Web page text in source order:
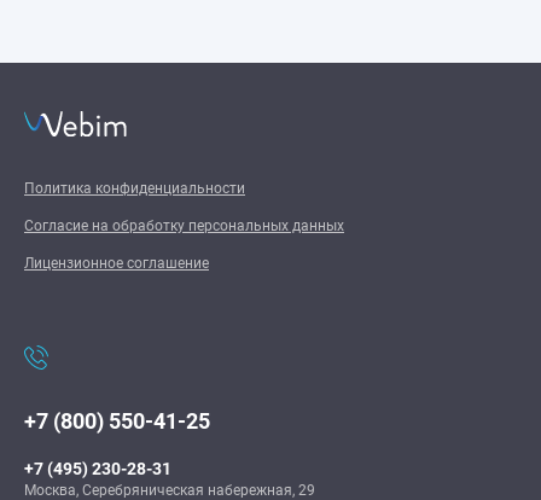
Политика конфиденциальности
Согласие на обработку персональных данных
Лицензионное соглашение
+7 (800) 550-41-25
+7 (495) 230-28-31
Москва, Серебряническая набережная, 29